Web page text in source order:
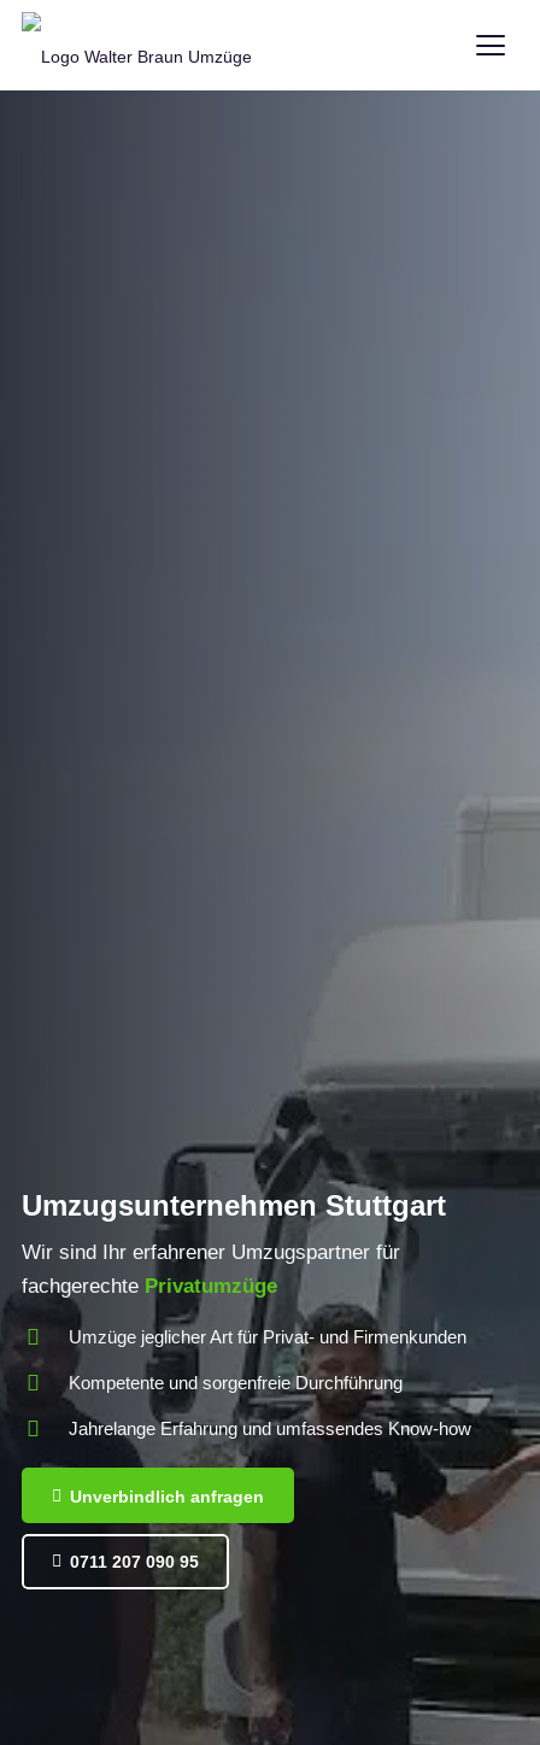
Umzugsunternehmen Stuttgart
Wir sind Ihr erfahrener Umzugspartner für
fachgerechte Privatumzüge
Umzüge jeglicher Art für Privat- und Firmenkunden
Kompetente und sorgenfreie Durchführung
Jahrelange Erfahrung und umfassendes Know-how
Unverbindlich anfragen
0711 207 090 95